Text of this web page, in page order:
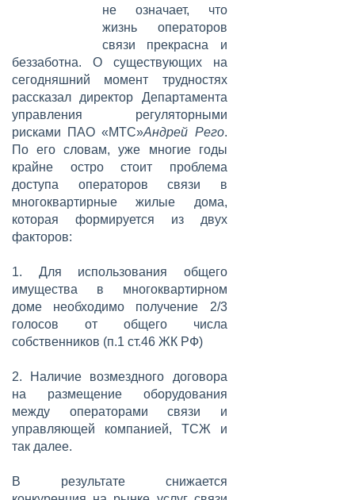
не означает, что
жизнь операторов
связи прекрасна и
беззаботна. О существующих на
сегодняшний момент трудностях
рассказал директор Департамента
управления регуляторными
рисками ПАО «МТС»Андрей Рего.
По его словам, уже многие годы
крайне остро стоит проблема
доступа операторов связи в
многоквартирные жилые дома,
которая формируется из двух
факторов:
1. Для использования общего
имущества в многоквартирном
доме необходимо получение 2/3
голосов от общего числа
собственников (п.1 ст.46 ЖК РФ)
2. Наличие возмездного договора
на размещение оборудования
между операторами связи и
управляющей компанией, ТСЖ и
так далее.
В результате снижается